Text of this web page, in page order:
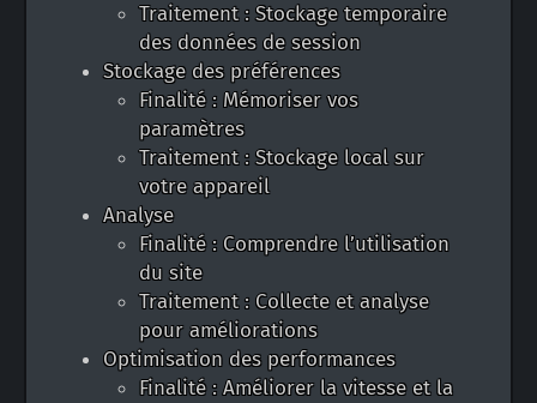
Traitement : Stockage temporaire
des données de session
Stockage des préférences
Finalité : Mémoriser vos
paramètres
Traitement : Stockage local sur
votre appareil
Analyse
Finalité : Comprendre l’utilisation
du site
Traitement : Collecte et analyse
pour améliorations
Optimisation des performances
Finalité : Améliorer la vitesse et la